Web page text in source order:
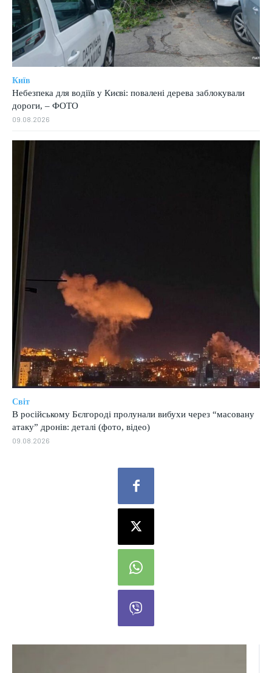
Київ
Небезпека для водіїв у Києві: повалені дерева заблокували
дороги, – ФОТО
09.08.2026
Світ
В російському Бєлгороді пролунали вибухи через “масовану
атаку” дронів: деталі (фото, відео)
09.08.2026